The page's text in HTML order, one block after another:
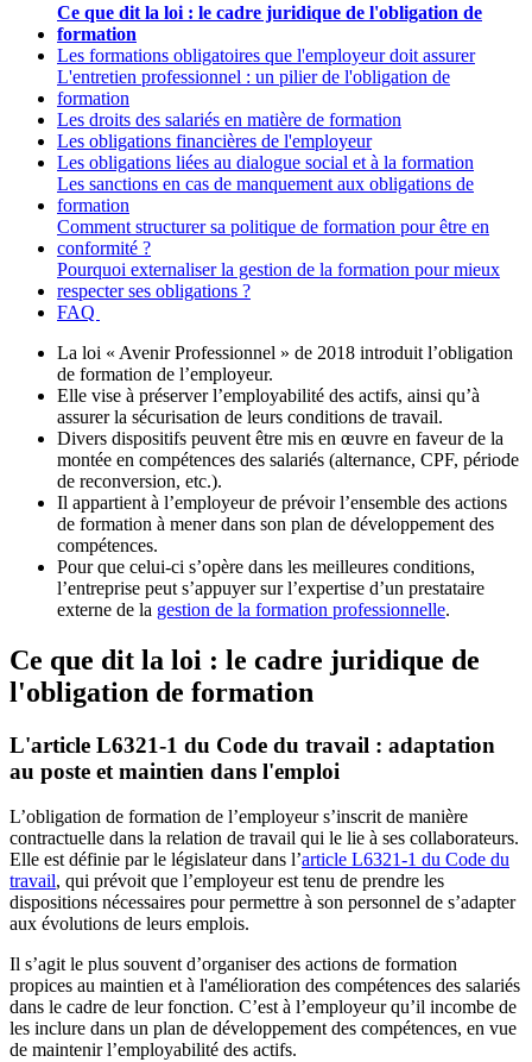
Ce que dit la loi : le cadre juridique de l'obligation de
formation
Les formations obligatoires que l'employeur doit assurer
L'entretien professionnel : un pilier de l'obligation de
formation
Les droits des salariés en matière de formation
Les obligations financières de l'employeur
Les obligations liées au dialogue social et à la formation
Les sanctions en cas de manquement aux obligations de
formation
Comment structurer sa politique de formation pour être en
conformité ?
Pourquoi externaliser la gestion de la formation pour mieux
respecter ses obligations ?
FAQ
La loi « Avenir Professionnel » de 2018 introduit l’obligation
de formation de l’employeur.
Elle vise à préserver l’employabilité des actifs, ainsi qu’à
assurer la sécurisation de leurs conditions de travail.
Divers dispositifs peuvent être mis en œuvre en faveur de la
montée en compétences des salariés (alternance, CPF, période
de reconversion, etc.).
Il appartient à l’employeur de prévoir l’ensemble des actions
de formation à mener dans son plan de développement des
compétences.
Pour que celui-ci s’opère dans les meilleures conditions,
l’entreprise peut s’appuyer sur l’expertise d’un prestataire
externe de la gestion de la formation professionnelle.
Ce que dit la loi : le cadre juridique de
l'obligation de formation
L'article L6321-1 du Code du travail : adaptation
au poste et maintien dans l'emploi
L’obligation de formation de l’employeur s’inscrit de manière
contractuelle dans la relation de travail qui le lie à ses collaborateurs.
Elle est définie par le législateur dans l’article L6321-1 du Code du
travail, qui prévoit que l’employeur est tenu de prendre les
dispositions nécessaires pour permettre à son personnel de s’adapter
aux évolutions de leurs emplois.
Il s’agit le plus souvent d’organiser des actions de formation
propices au maintien et à l'amélioration des compétences des salariés
dans le cadre de leur fonction. C’est à l’employeur qu’il incombe de
les inclure dans un plan de développement des compétences, en vue
de maintenir l’employabilité des actifs.